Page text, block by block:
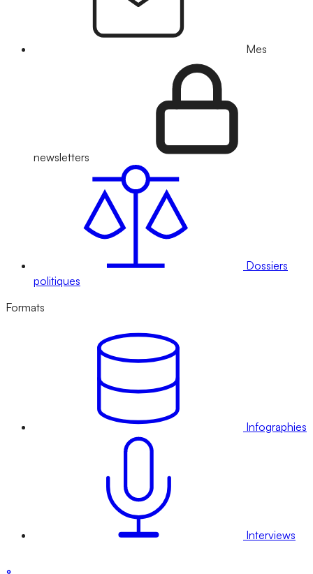
Mes
newsletters
Dossiers
politiques
Formats
Infographies
Interviews